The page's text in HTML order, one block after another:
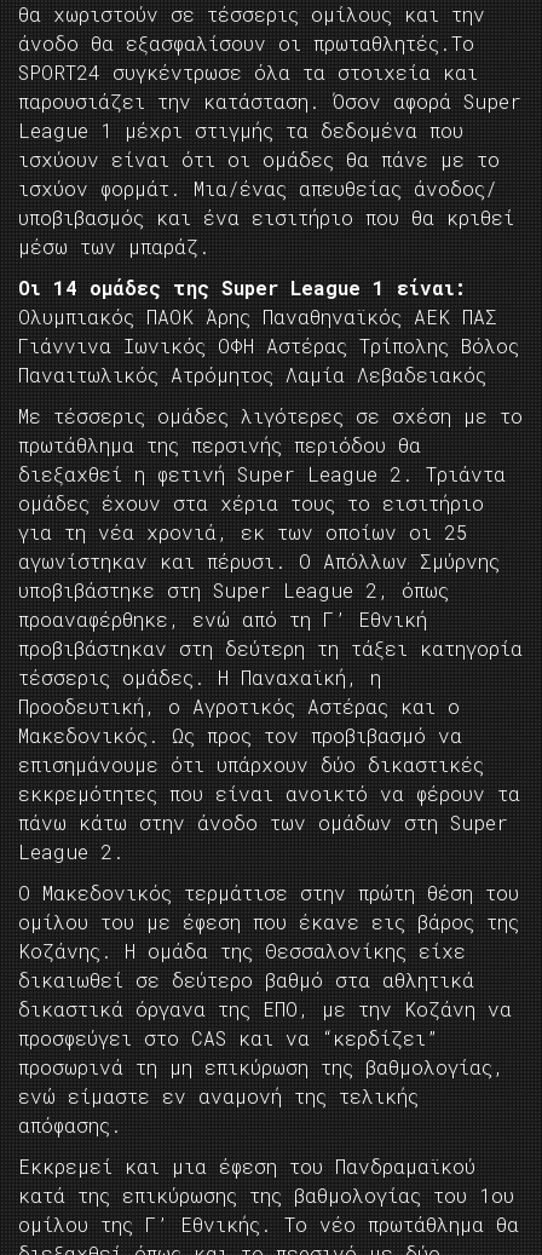
θα χωριστούν σε τέσσερις ομίλους και την
άνοδο θα εξασφαλίσουν οι πρωταθλητές.Το
SPORT24 συγκέντρωσε όλα τα στοιχεία και
παρουσιάζει την κατάσταση. Όσον αφορά Super
League 1 μέχρι στιγμής τα δεδομένα που
ισχύουν είναι ότι οι ομάδες θα πάνε με το
ισχύον φορμάτ. Μια/ένας απευθείας άνοδος/
υποβιβασμός και ένα εισιτήριο που θα κριθεί
μέσω των μπαράζ.
Οι 14 ομάδες της Super League 1 είναι:
Ολυμπιακός ΠΑΟΚ Άρης Παναθηναϊκός ΑΕΚ ΠΑΣ
Γιάννινα Ιωνικός ΟΦΗ Αστέρας Τρίπολης Βόλος
Παναιτωλικός Ατρόμητος Λαμία Λεβαδειακός
Με τέσσερις ομάδες λιγότερες σε σχέση με το
πρωτάθλημα της περσινής περιόδου θα
διεξαχθεί η φετινή Super League 2. Τριάντα
ομάδες έχουν στα χέρια τους το εισιτήριο
για τη νέα χρονιά, εκ των οποίων οι 25
αγωνίστηκαν και πέρυσι. Ο Απόλλων Σμύρνης
υποβιβάστηκε στη Super League 2, όπως
προαναφέρθηκε, ενώ από τη Γ’ Εθνική
προβιβάστηκαν στη δεύτερη τη τάξει κατηγορία
τέσσερις ομάδες. Η Παναχαϊκή, η
Προοδευτική, ο Αγροτικός Αστέρας και ο
Μακεδονικός. Ως προς τον προβιβασμό να
επισημάνουμε ότι υπάρχουν δύο δικαστικές
εκκρεμότητες που είναι ανοικτό να φέρουν τα
πάνω κάτω στην άνοδο των ομάδων στη Super
League 2.
Ο Μακεδονικός τερμάτισε στην πρώτη θέση του
ομίλου του με έφεση που έκανε εις βάρος της
Κοζάνης. Η ομάδα της Θεσσαλονίκης είχε
δικαιωθεί σε δεύτερο βαθμό στα αθλητικά
δικαστικά όργανα της ΕΠΟ, με την Κοζάνη να
προσφεύγει στο CAS και να “κερδίζει”
προσωρινά τη μη επικύρωση της βαθμολογίας,
ενώ είμαστε εν αναμονή της τελικής
απόφασης.
Εκκρεμεί και μια έφεση του Πανδραμαϊκού
κατά της επικύρωσης της βαθμολογίας του 1ου
ομίλου της Γ’ Εθνικής. Το νέο πρωτάθλημα θα